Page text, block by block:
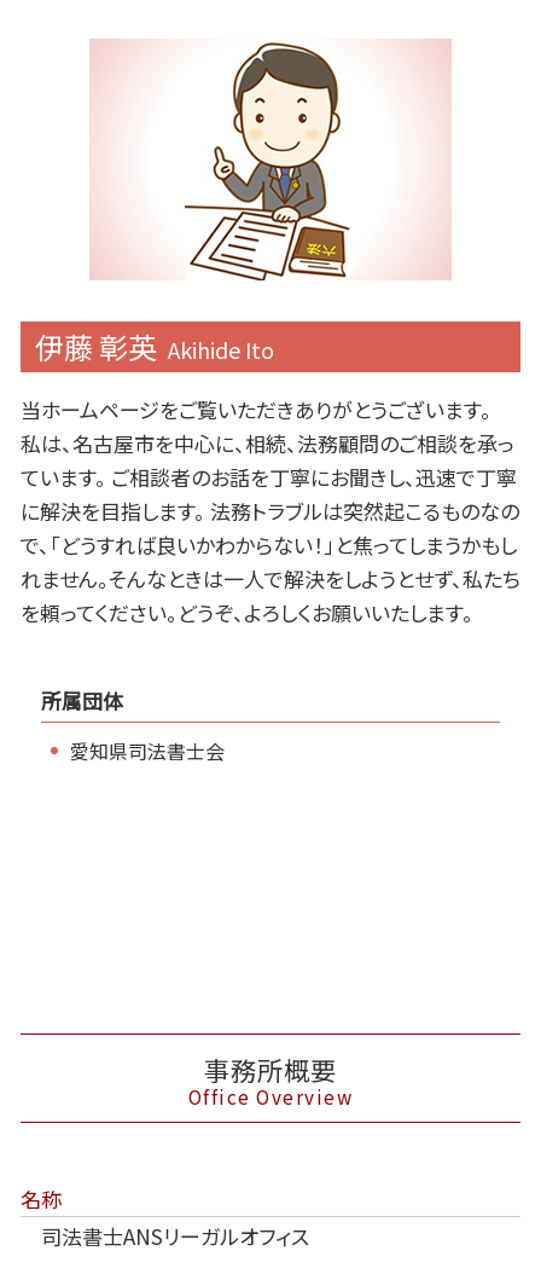
伊藤 彰英 Akihide Ito
当ホームページをご覧いただきありがとうございます。
私は、名古屋市を中心に、相続、法務顧問のご相談を承っ
ています。 ご相談者のお話を丁寧にお聞きし、迅速で丁寧
に解決を目指します。 法務トラブルは突然起こるものなの
で、「どうすれば良いかわからない！」と焦ってしまうかもし
れません。そんなときは一人で解決をしようとせず、私たち
を頼ってください。どうぞ、よろしくお願いいたします。
所属団体
愛知県司法書士会
事務所概要
Office Overview
名称
司法書士ANSリーガルオフィス